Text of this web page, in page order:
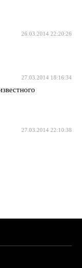
26.03.2014 22:20:26
27.03.2014 18:16:34
27.03.2014 22:10:38